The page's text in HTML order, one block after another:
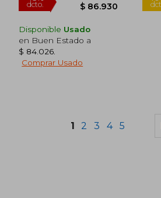
Disponible Usado
en Buen Estado a
$ 84.026
Comprar Usado
1 2 3 4 5